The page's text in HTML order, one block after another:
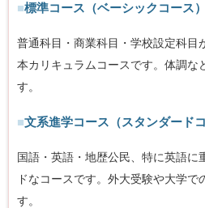
■標準コース（ベーシックコース）
普通科目・商業科目・学校設定科目
本カリキュラムコースです。体調な
す。
■文系進学コース（スタンダードコ
国語・英語・地歴公民、特に英語に
ドなコースです。外大受験や大学で
す。